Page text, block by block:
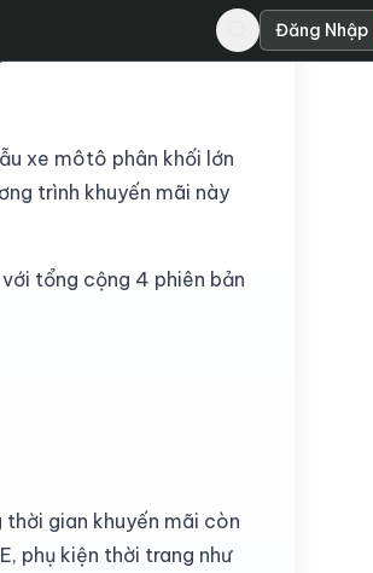
Đăng Nhập
xe môtô phân khối lớn
trình khuyến mãi này
tổng cộng 4 phiên bản
gian khuyến mãi còn
phụ kiện thời trang như